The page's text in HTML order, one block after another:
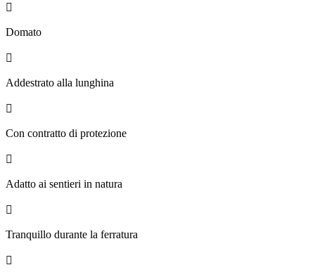

Domato

Addestrato alla lunghina

Con contratto di protezione

Adatto ai sentieri in natura

Tranquillo durante la ferratura
